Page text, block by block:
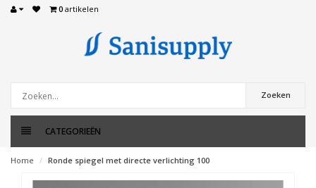
0 artikelen
Zoeken
CATEGORIEËN
Home Ronde spiegel met directe verlichting 100